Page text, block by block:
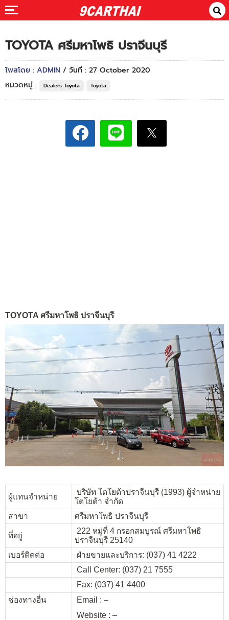
TOYOTA ศรีมหาโพธิ ปราจีนบุรี
โพสโดย : ADMIN / วันที่ : 27 October 2020
หมวดหมู่ :
Dealers Toyota Toyota
TOYOTA ศรีมหาโพธิ ปราจีนบุรี
ผู้แทนจำหน่าย
บริษัท โตโยต้าปราจีนบุรี (1993) ผู้จำหน่าย
โตโยต้า จำกัด
สาขา
ศรีมหาโพธิ ปราจีนบุรี
ที่อยู่
222 หมู่ที่ 4 กรอกสมบูรณ์ ศรีมหาโพธิ
ปราจีนบุรี 25140
เบอร์ติดต่อ
ฝ่ายขายและบริการ: (037) 41 4222
Call Center: (037) 21 7555
Fax: (037) 41 4400
ช่องทางอื่น
Email : –
Website : –